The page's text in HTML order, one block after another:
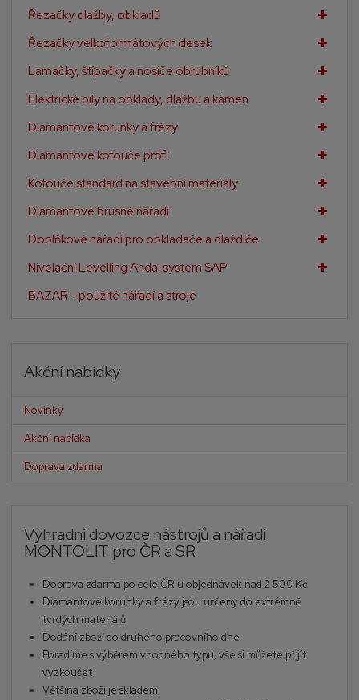
Řezačky dlažby, obkladů
Řezačky velkoformátových desek
Lamačky, štípačky a nosiče obrubníků
Elektrické pily na obklady, dlažbu a kámen
Diamantové korunky a frézy
Diamantové kotouče profi
Kotouče standard na stavební materiály
Diamantové brusné nářadí
Doplňkové nářadí pro obkladače a dlaždiče
Nivelační Levelling Andal system SAP
BAZAR - použité nářadí a stroje
Akční nabídky
Novinky
Akční nabídka
Doprava zdarma
Výhradní dovozce nástrojů a nářadí
MONTOLIT pro ČR a SR
Doprava zdarma po celé ČR u objednávek nad 2 500 Kč
Diamantové korunky a frézy jsou určeny do extrémně
tvrdých materiálů
Dodání zboží do druhého pracovního dne
Poradíme s výběrem vhodného typu, vše si můžete přijít
vyzkoušet
Většina zboží je skladem.